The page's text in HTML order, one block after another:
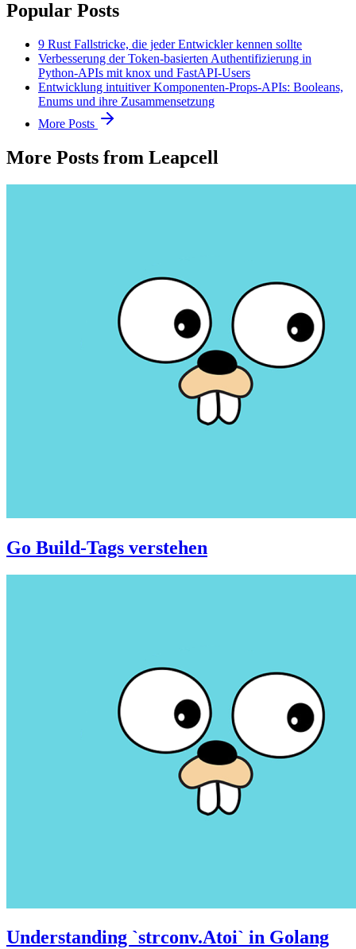
Popular Posts
9 Rust Fallstricke, die jeder Entwickler kennen sollte
Verbesserung der Token-basierten Authentifizierung in
Python-APIs mit knox und FastAPI-Users
Entwicklung intuitiver Komponenten-Props-APIs: Booleans,
Enums und ihre Zusammensetzung
More Posts
More Posts from Leapcell
Go Build-Tags verstehen
Understanding `strconv.Atoi` in Golang